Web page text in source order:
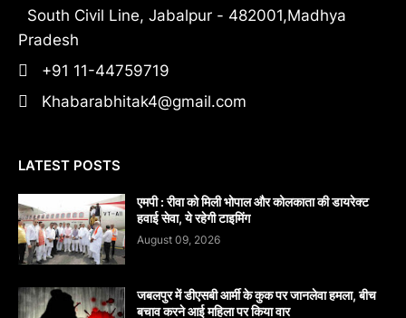
South Civil Line, Jabalpur - 482001,Madhya
Pradesh
+91 11-44759719
Khabarabhitak4@gmail.com
LATEST POSTS
एमपी : रीवा को मिली भोपाल और कोलकाता की डायरेक्ट
हवाई सेवा, ये रहेगी टाइमिंग
August 09, 2026
जबलपुर में डीएसबी आर्मी के कुक पर जानलेवा हमला, बीच
बचाव करने आई महिला पर किया वार